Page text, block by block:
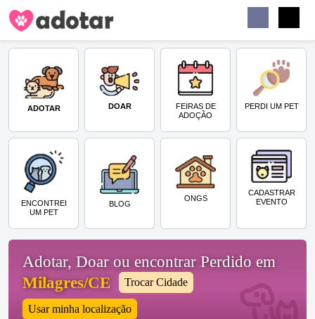
ADOTAR DOAR
FEIRAS DE
ADOÇÃO
PERDI UM PET
ENCONTREI
UM PET
BLOG
ONGS
CADASTRAR
EVENTO
Adotar, Doar ou encontrar Perdido em
Milagres/CE
Trocar Cidade
Usar minha localização